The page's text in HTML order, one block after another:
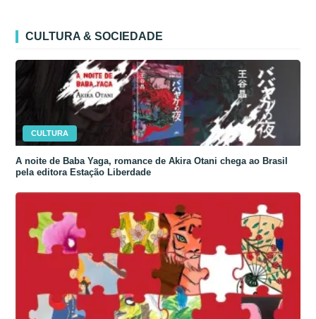
CULTURA & SOCIEDADE
CULTURA
A noite de Baba Yaga, romance de Akira Otani chega ao Brasil
pela editora Estação Liberdade